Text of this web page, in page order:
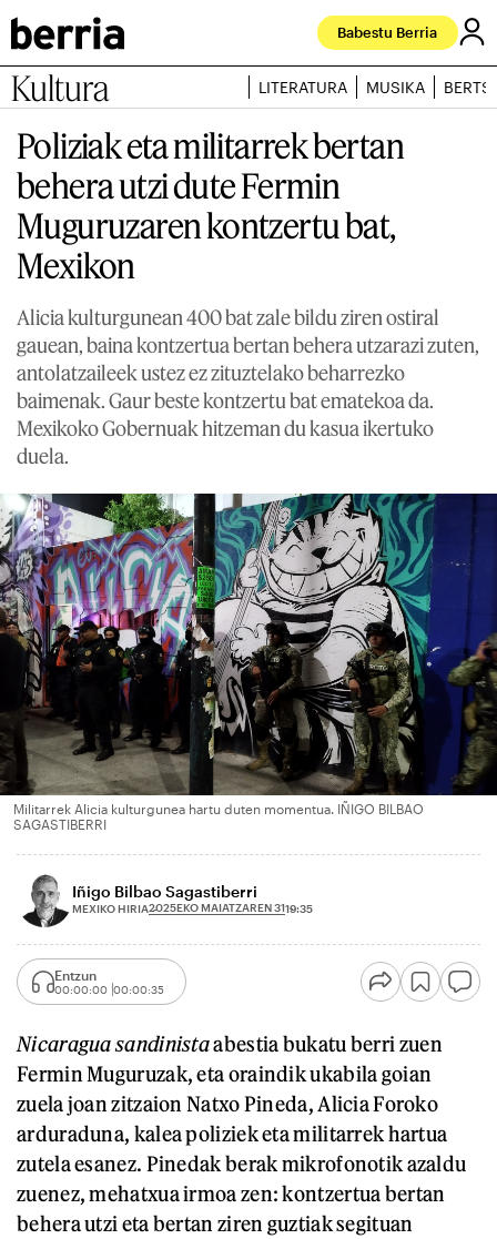
Babestu Berria
Kultura LITERATURA MUSIKA
Poliziak eta militarrek bertan
behera utzi dute Fermin
Muguruzaren kontzertu bat,
Mexikon
Alicia kulturgunean 400 bat zale bildu ziren ostiral
gauean, baina kontzertua bertan behera utzarazi zuten,
antolatzaileek ustez ez zituztelako beharrezko
baimenak. Gaur beste kontzertu bat ematekoa da.
Mexikoko Gobernuak hitzeman du kasua ikertuko
duela.
Militarrek Alicia kulturgunea hartu duten momentua. IÑIGO BILBAO
SAGASTIBERRI
Iñigo Bilbao Sagastiberri
MEXIKO HIRIA2025EKO MAIATZAREN 3119:35
Entzun
00:00:00 00:00:35
Nicaragua sandinistaabestia bukatu berri zuen
Fermin Muguruzak, eta oraindik ukabila goian
zuela joan zitzaion Natxo Pineda, Alicia Foroko
arduraduna, kalea poliziek eta militarrek hartua
zutela esanez. Pinedak berak mikrofonotik azaldu
zuenez, mehatxua irmoa zen: kontzertua bertan
behera utzi eta bertan ziren guztiak segituan